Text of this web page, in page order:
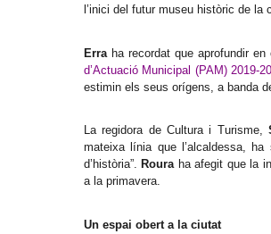
l’inici del futur museu històric de la
Erra ha recordat que aprofundir
d’Actuació Municipal (PAM) 2019-
estimin els seus orígens, a banda
La regidora de Cultura i Turisme,
mateixa línia que l’alcaldessa,
d’història”. Rouraha afegit que la
a la primavera.
Un espai obert a la ciutat